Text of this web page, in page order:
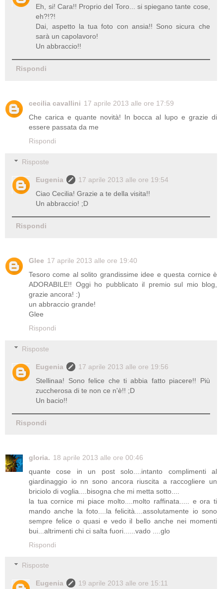
Eh, si! Cara!! Proprio del Toro... si spiegano tante cose,
eh?!?!
Dai, aspetto la tua foto con ansia!! Sono sicura che
sarà un capolavoro!
Un abbraccio!!
Rispondi
cecilia cavallini 17 aprile 2013 alle ore 17:59
Che carica e quante novità! In bocca al lupo e grazie di
essere passata da me
Rispondi
Risposte
Eugenia
17 aprile 2013 alle ore 19:54
Ciao Cecilia! Grazie a te della visita!!
Un abbraccio! ;D
Rispondi
Glee 17 aprile 2013 alle ore 19:40
Tesoro come al solito grandissime idee e questa cornice è
ADORABILE!! Oggi ho pubblicato il premio sul mio blog,
grazie ancora! :)
un abbraccio grande!
Glee
Rispondi
Risposte
Eugenia
17 aprile 2013 alle ore 19:56
Stellinaa! Sono felice che ti abbia fatto piacere!! Più
zuccherosa di te non ce n'è!! ;D
Un bacio!!
Rispondi
gloria. 18 aprile 2013 alle ore 00:46
quante cose in un post solo....intanto complimenti al
giardinaggio io nn sono ancora riuscita a raccogliere un
briciolo di voglia....bisogna che mi metta sotto....
la tua cornice mi piace molto....molto raffinata..... e ora ti
mando anche la foto....la felicità....assolutamente io sono
sempre felice o quasi e vedo il bello anche nei momenti
bui...altrimenti chi ci salta fuori......vado ....glo
Rispondi
Risposte
Eugenia 19 aprile 2013 alle ore 15:11